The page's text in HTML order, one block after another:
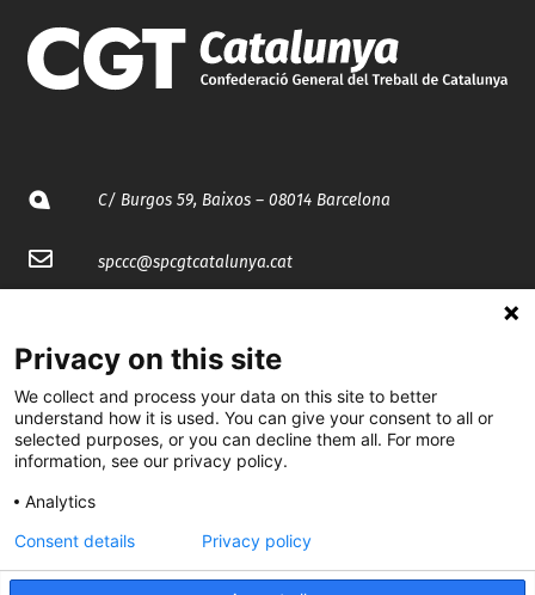
C/ Burgos 59, Baixos – 08014 Barcelona
spccc@spcgtcatalunya.cat
@CGTCatalunya
cgtcatalunya
Privacy on this site
We collect and process your data on this site to better
understand how it is used. You can give your consent to all or
selected purposes, or you can decline them all. For more
information, see our privacy policy.
Analytics
Consent details Privacy policy